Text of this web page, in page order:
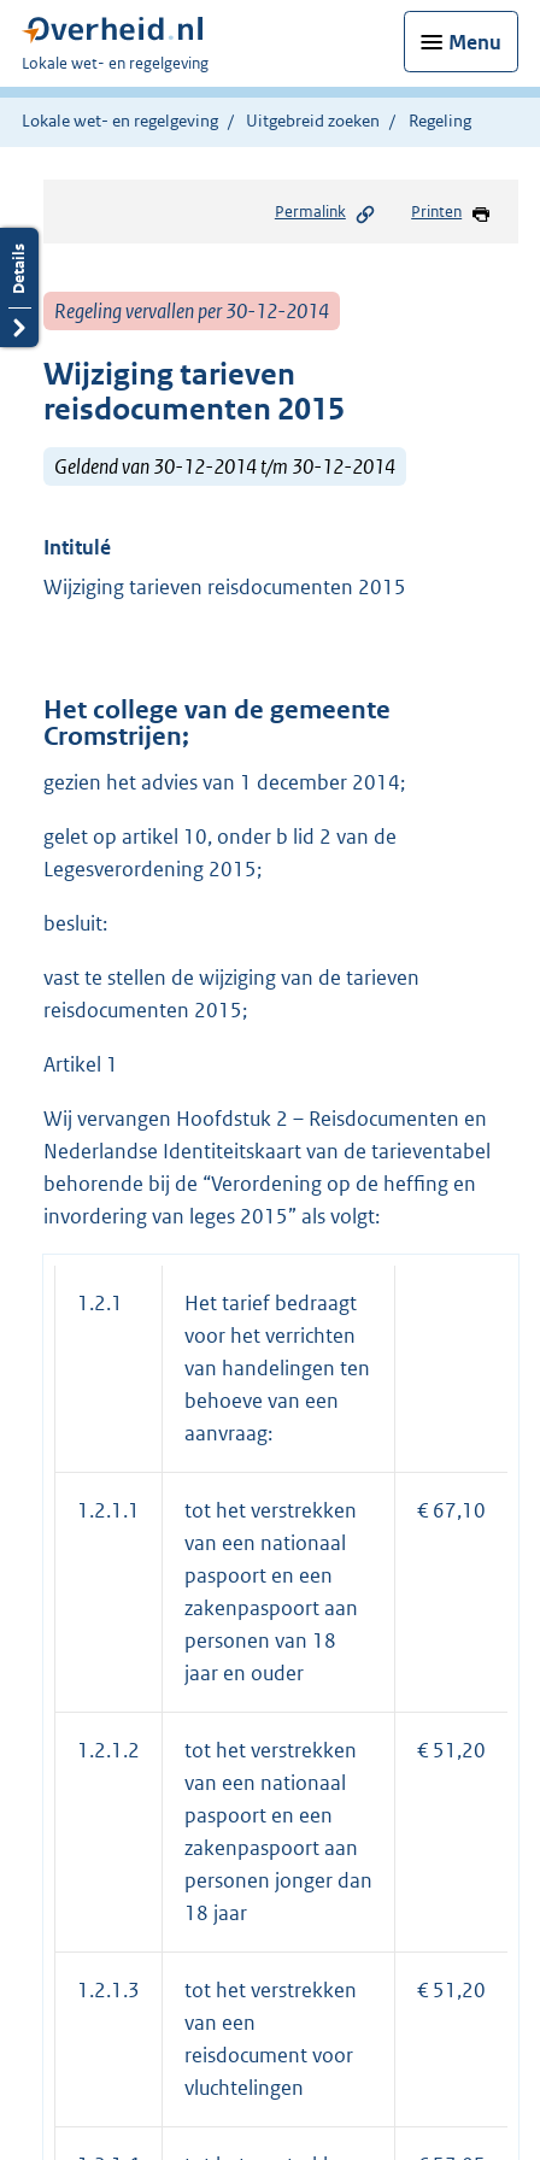
Menu
U
bent
hier:
Lokale wet- en regelgeving
Lokale wet- en regelgeving Uitgebreid zoeken Regeling
Permalink Printen
Regeling vervallen per 30-12-2014
Wijziging tarieven
reisdocumenten 2015
Geldend van 30-12-2014 t/m 30-12-2014
Intitulé
Wijziging tarieven reisdocumenten 2015
Het college van de gemeente
Cromstrijen;
gezien het advies van 1 december 2014;
gelet op artikel 10, onder b lid 2 van de
Legesverordening 2015;
besluit:
vast te stellen de wijziging van de tarieven
reisdocumenten 2015;
Artikel 1
Wij vervangen Hoofdstuk 2 – Reisdocumenten en
Nederlandse Identiteitskaart van de tarieventabel
behorende bij de “Verordening op de heffing en
invordering van leges 2015” als volgt:
1.2.1
Het tarief bedraagt
voor het verrichten
van handelingen ten
behoeve van een
aanvraag:
1.2.1.1
tot het verstrekken
van een nationaal
paspoort en een
zakenpaspoort aan
personen van 18
jaar en ouder
€ 67,10
1.2.1.2
tot het verstrekken
van een nationaal
paspoort en een
zakenpaspoort aan
personen jonger dan
18 jaar
€ 51,20
1.2.1.3
tot het verstrekken
van een
reisdocument voor
vluchtelingen
€ 51,20